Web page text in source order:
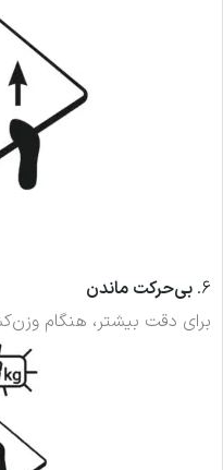
6. بی‌حرکت ماندن
برای دقت بیشتر، هنگام